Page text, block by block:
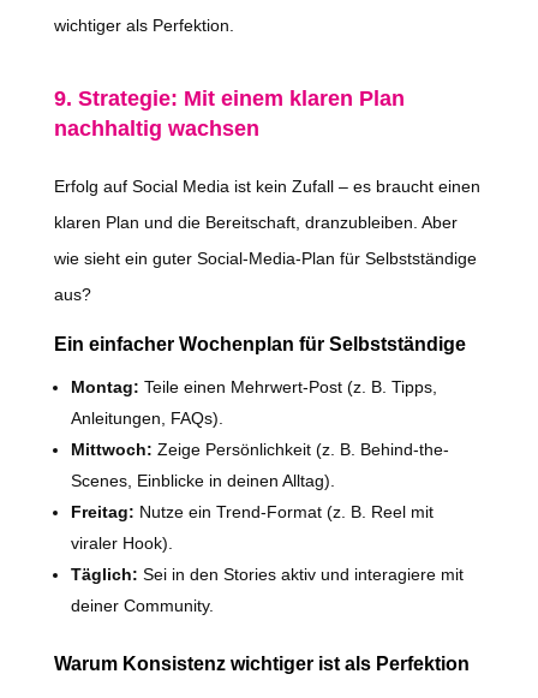
wichtiger als Perfektion.
9. Strategie: Mit einem klaren Plan
nachhaltig wachsen
Erfolg auf Social Media ist kein Zufall – es braucht einen
klaren Plan und die Bereitschaft, dranzubleiben. Aber
wie sieht ein guter Social-Media-Plan für Selbstständige
aus?
Ein einfacher Wochenplan für Selbstständige
Montag: Teile einen Mehrwert-Post (z. B. Tipps,
Anleitungen, FAQs).
Mittwoch: Zeige Persönlichkeit (z. B. Behind-the-
Scenes, Einblicke in deinen Alltag).
Freitag: Nutze ein Trend-Format (z. B. Reel mit
viraler Hook).
Täglich: Sei in den Stories aktiv und interagiere mit
deiner Community.
Warum Konsistenz wichtiger ist als Perfektion